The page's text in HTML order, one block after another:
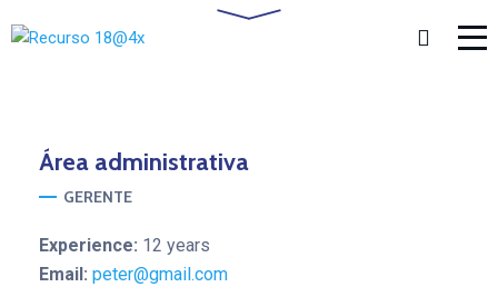
Área administrativa
GERENTE
Experience: 12 years
Email: peter@gmail.com